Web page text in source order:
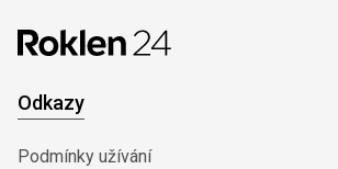
Odkazy
Podmínky užívání